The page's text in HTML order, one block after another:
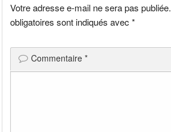
Votre adresse e-mail ne sera pas publiée.
obligatoires sont indiqués avec*
Commentaire*